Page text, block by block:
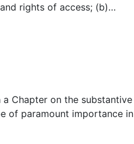
rights of access; (b)
of any person or body
relating to the
Chapter on the substantive
of paramount importance in